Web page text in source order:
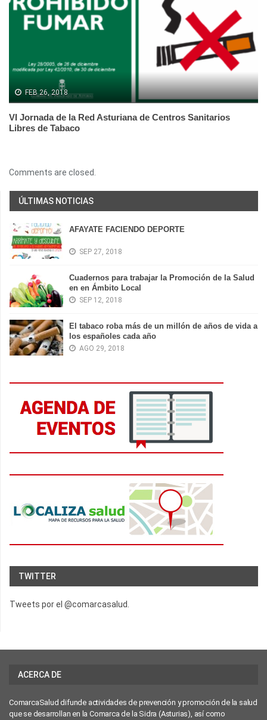
FEB 26, 2018
VI Jornada de la Red Asturiana de Centros Sanitarios
Libres de Tabaco
Comments are closed.
ÚLTIMAS NOTICIAS
AFAYATE FACIENDO DEPORTE
SEP 27, 2018
Cuadernos para trabajar la Promoción de la Salud
en en Ámbito Local
SEP 12, 2018
El tabaco roba más de un millón de años de vida a
los españoles cada año
AGO 29, 2018
TWITTER
Tweets por el @comarcasalud.
ACERCA DE
ComarcaSalud difunde actividades de prevención y promoción de la salud
que se desarrollan en la Comarca de la Sidra (Asturias), así como